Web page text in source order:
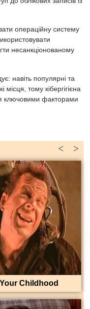
операційну систему
несанкціонованому
навіть популярні та
тому кібергігієна
ключовими факторами
>
<
Childhood